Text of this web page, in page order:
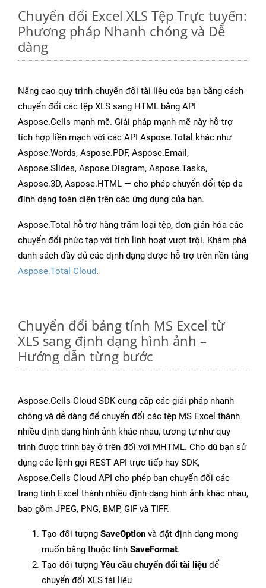
Chuyển đổi Excel XLS Tệp Trực tuyến:
Phương pháp Nhanh chóng và Dễ
dàng
Nâng cao quy trình chuyển đổi tài liệu của bạn bằng cách
chuyển đổi các tệp XLS sang HTML bằng API
Aspose.Cells mạnh mẽ. Giải pháp mạnh mẽ này hỗ trợ
tích hợp liền mạch với các API Aspose.Total khác như
Aspose.Words, Aspose.PDF, Aspose.Email,
Aspose.Slides, Aspose.Diagram, Aspose.Tasks,
Aspose.3D, Aspose.HTML — cho phép chuyển đổi tệp đa
định dạng toàn diện trên các ứng dụng của bạn.
Aspose.Total hỗ trợ hàng trăm loại tệp, đơn giản hóa các
chuyển đổi phức tạp với tính linh hoạt vượt trội. Khám phá
danh sách đầy đủ các định dạng được hỗ trợ trên nền tảng
Aspose.Total Cloud.
Chuyển đổi bảng tính MS Excel từ
XLS sang định dạng hình ảnh –
Hướng dẫn từng bước
Aspose.Cells Cloud SDK cung cấp các giải pháp nhanh
chóng và dễ dàng để chuyển đổi các tệp MS Excel thành
nhiều định dạng hình ảnh khác nhau, tương tự như quy
trình được trình bày ở trên đối với MHTML. Cho dù bạn sử
dụng các lệnh gọi REST API trực tiếp hay SDK,
Aspose.Cells Cloud API cho phép bạn chuyển đổi các
trang tính Excel thành nhiều định dạng hình ảnh khác nhau,
bao gồm JPEG, PNG, BMP, GIF và TIFF.
Tạo đối tượng SaveOption và đặt định dạng mong
muốn bằng thuộc tính SaveFormat.
Tạo đối tượng Yêu cầu chuyển đổi tài liệu để
chuyển đổi XLS tài liệu